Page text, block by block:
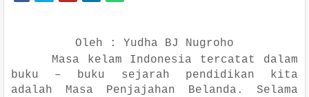
Oleh : Yudha BJ Nugroho
Masa kelam Indonesia tercatat dalam
buku – buku sejarah pendidikan kita
adalah Masa Penjajahan Belanda. Selama